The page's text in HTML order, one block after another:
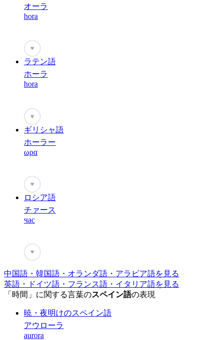
オーラ
hora
♥
ラテン語
ホーラ
hora
♥
ギリシャ語
ホーラー
ωρα
♥
ロシア語
チァース
час
♥
中国語・韓国語・オランダ語・アラビア語を見る
英語・ドイツ語・フランス語・イタリア語を見る
「時間」に関する言葉のスペイン語の表現
暁・夜明けのスペイン語
アウローラ
aurora